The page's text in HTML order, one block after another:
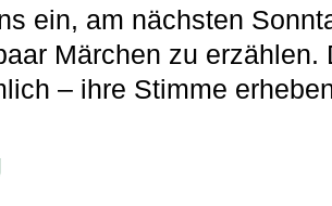
ein, am nächsten
Märchen zu
– ihre Stimme